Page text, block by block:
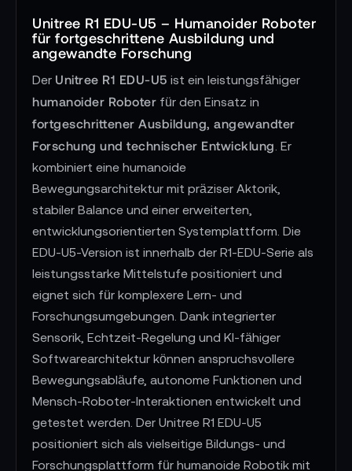
Unitree R1 EDU-U5 – Humanoider Roboter
für fortgeschrittene Ausbildung und
angewandte Forschung
Der Unitree R1 EDU-U5 ist ein leistungsfähiger
humanoider Roboter für den Einsatz in
fortgeschrittener Ausbildung, angewandter
Forschung und technischer Entwicklung . Er
kombiniert eine humanoide
Bewegungsarchitektur mit präziser Aktorik,
stabiler Balance und einer erweiterten,
entwicklungsorientierten Systemplattform. Die
EDU-U5-Version ist innerhalb der R1-EDU-Serie als
leistungsstarke Mittelstufe positioniert und
eignet sich für komplexere Lern- und
Forschungsumgebungen. Dank integrierter
Sensorik, Echtzeit-Regelung und KI-fähiger
Softwarearchitektur können anspruchsvollere
Bewegungsabläufe, autonome Funktionen und
Mensch-Roboter-Interaktionen entwickelt und
getestet werden. Der Unitree R1 EDU-U5
positioniert sich als vielseitige Bildungs- und
Forschungsplattform für humanoide Robotik mit